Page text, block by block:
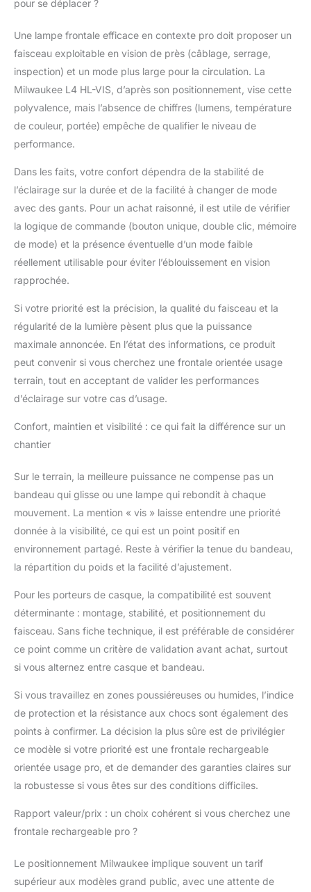
pour se déplacer ?
Une lampe frontale efficace en contexte pro doit proposer un
faisceau exploitable en vision de près (câblage, serrage,
inspection) et un mode plus large pour la circulation. La
Milwaukee L4 HL-VIS, d’après son positionnement, vise cette
polyvalence, mais l’absence de chiffres (lumens, température
de couleur, portée) empêche de qualifier le niveau de
performance.
Dans les faits, votre confort dépendra de la stabilité de
l’éclairage sur la durée et de la facilité à changer de mode
avec des gants. Pour un achat raisonné, il est utile de vérifier
la logique de commande (bouton unique, double clic, mémoire
de mode) et la présence éventuelle d’un mode faible
réellement utilisable pour éviter l’éblouissement en vision
rapprochée.
Si votre priorité est la précision, la qualité du faisceau et la
régularité de la lumière pèsent plus que la puissance
maximale annoncée. En l’état des informations, ce produit
peut convenir si vous cherchez une frontale orientée usage
terrain, tout en acceptant de valider les performances
d’éclairage sur votre cas d’usage.
Confort, maintien et visibilité : ce qui fait la différence sur un
chantier
Sur le terrain, la meilleure puissance ne compense pas un
bandeau qui glisse ou une lampe qui rebondit à chaque
mouvement. La mention « vis » laisse entendre une priorité
donnée à la visibilité, ce qui est un point positif en
environnement partagé. Reste à vérifier la tenue du bandeau,
la répartition du poids et la facilité d’ajustement.
Pour les porteurs de casque, la compatibilité est souvent
déterminante : montage, stabilité, et positionnement du
faisceau. Sans fiche technique, il est préférable de considérer
ce point comme un critère de validation avant achat, surtout
si vous alternez entre casque et bandeau.
Si vous travaillez en zones poussiéreuses ou humides, l’indice
de protection et la résistance aux chocs sont également des
points à confirmer. La décision la plus sûre est de privilégier
ce modèle si votre priorité est une frontale rechargeable
orientée usage pro, et de demander des garanties claires sur
la robustesse si vous êtes sur des conditions difficiles.
Rapport valeur/prix : un choix cohérent si vous cherchez une
frontale rechargeable pro ?
Le positionnement Milwaukee implique souvent un tarif
supérieur aux modèles grand public, avec une attente de